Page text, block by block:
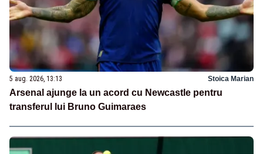
5 aug. 2026, 13:13 Stoica Marian
Arsenal ajunge la un acord cu Newcastle pentru
transferul lui Bruno Guimaraes